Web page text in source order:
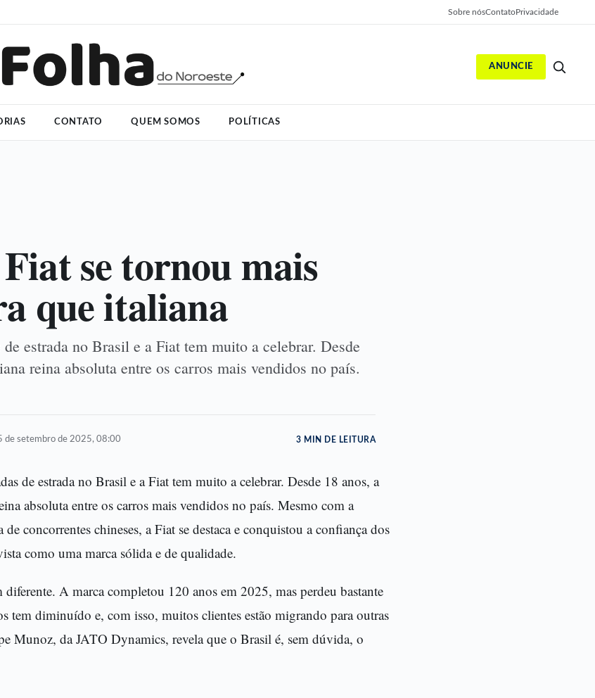
Sobre nósContatoPrivacidade
ANUNCIE
CONTATO QUEM SOMOS POLÍTICAS
se tornou mais
que italiana
de estrada no Brasil e a Fiat tem muito a celebrar. Desde
reina absoluta entre os carros mais vendidos no país.
de setembro de 2025, 08:00 3 MIN DE LEITURA
de estrada no Brasil e a Fiat tem muito a celebrar. Desde 18 anos, a
absoluta entre os carros mais vendidos no país. Mesmo com a
de concorrentes chineses, a Fiat se destaca e conquistou a confiança dos
como uma marca sólida e de qualidade.
diferente. A marca completou 120 anos em 2025, mas perdeu bastante
tem diminuído e, com isso, muitos clientes estão migrando para outras
Munoz, da JATO Dynamics, revela que o Brasil é, sem dúvida, o